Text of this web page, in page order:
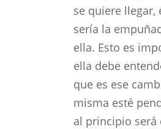
se quiere llegar,
sería la
ella. Esto es
ella debe
que es ese
misma esté
al principio será